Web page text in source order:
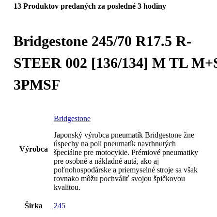
13 Produktov predaných za posledné 3 hodiny
Bridgestone 245/70 R17.5 R-
STEER 002 [136/134] M TL
3PMSF
Výrobca
Bridgestone
Japonský výrobca pneumatík Bridgestone žne
úspechy na poli pneumatík navrhnutých
špeciálne pre motocykle. Prémiové pneumatiky
pre osobné a nákladné autá, ako aj
poľnohospodárske a priemyselné stroje sa však
rovnako môžu pochváliť svojou špičkovou
kvalitou.
Šírka 245